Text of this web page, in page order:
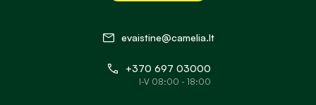
evaistine@camelia.lt
+370 697 03000
I-V 08:00 - 18:00